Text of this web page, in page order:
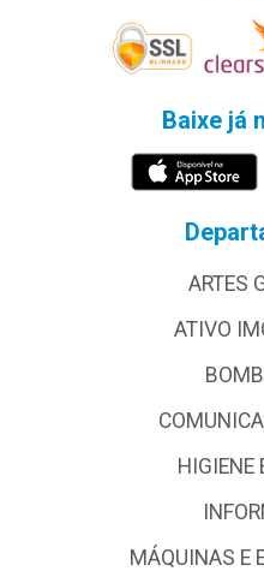
Baixe já
ARTES
ATIVO
HIGIENE
MÁQUINAS E